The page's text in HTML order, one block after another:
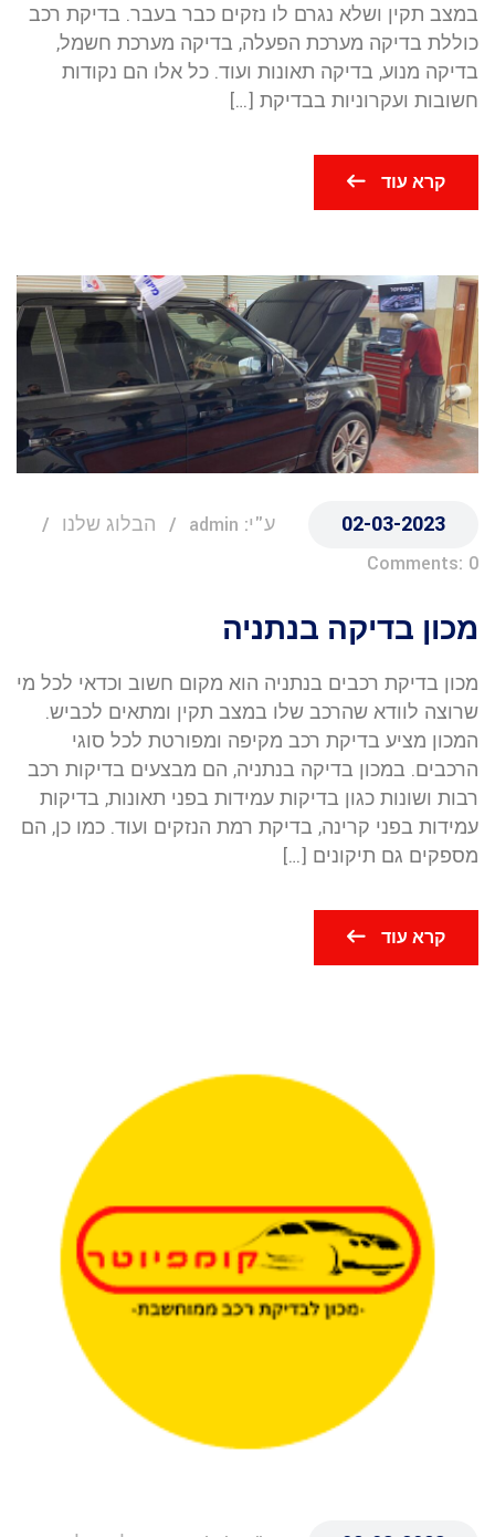
במצב תקין ושלא נגרם לו נזקים כבר בעבר. בדיקת רכב
כוללת בדיקה מערכת הפעלה, בדיקה מערכת חשמל,
בדיקה מנוע, בדיקה תאונות ועוד. כל אלו הם נקודות
חשובות ועקרוניות בבדיקת […]
קרא עוד
02-03-2023 ע"י: admin
הבלוג שלנו
Comments: 0
מכון בדיקה בנתניה
מכון בדיקת רכבים בנתניה הוא מקום חשוב וכדאי לכל מי
שרוצה לוודא שהרכב שלו במצב תקין ומתאים לכביש.
המכון מציע בדיקת רכב מקיפה ומפורטת לכל סוגי
הרכבים. במכון בדיקה בנתניה, הם מבצעים בדיקות רכב
רבות ושונות כגון בדיקות עמידות בפני תאונות, בדיקות
עמידות בפני קרינה, בדיקת רמת הנזקים ועוד. כמו כן, הם
מספקים גם תיקונים […]
קרא עוד